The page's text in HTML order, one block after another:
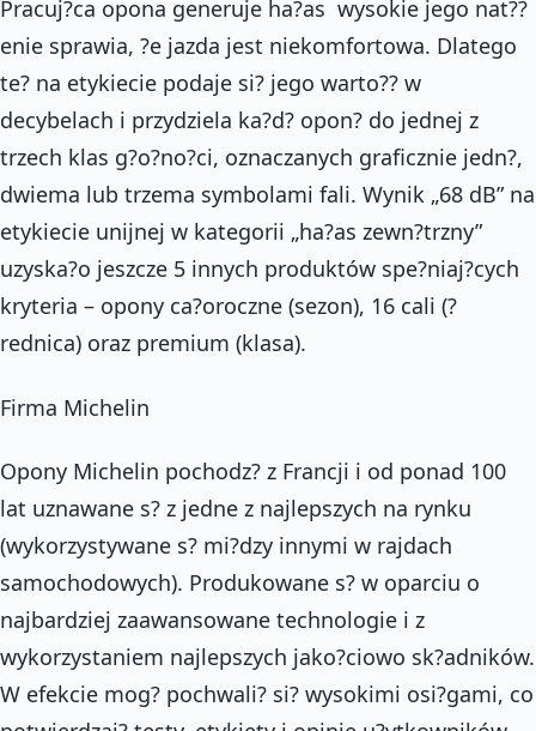
Pracuj?ca opona generuje ha?as  wysokie jego nat??
enie sprawia, ?e jazda jest niekomfortowa. Dlatego
te? na etykiecie podaje si? jego warto?? w
decybelach i przydziela ka?d? opon? do jednej z
trzech klas g?o?no?ci, oznaczanych graficznie jedn?,
dwiema lub trzema symbolami fali. Wynik „68 dB” na
etykiecie unijnej w kategorii „ha?as zewn?trzny”
uzyska?o jeszcze 5 innych produktów spe?niaj?cych
kryteria – opony ca?oroczne (sezon), 16 cali (?
rednica) oraz premium (klasa).
Firma Michelin
Opony Michelin pochodz? z Francji i od ponad 100
lat uznawane s? z jedne z najlepszych na rynku
(wykorzystywane s? mi?dzy innymi w rajdach
samochodowych). Produkowane s? w oparciu o
najbardziej zaawansowane technologie i z
wykorzystaniem najlepszych jako?ciowo sk?adników.
W efekcie mog? pochwali? si? wysokimi osi?gami, co